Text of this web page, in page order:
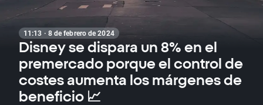
11:13 · 8 de febrero de 2024
Disney se dispara un 8% en el
premercado porque el control de
costes aumenta los márgenes de
beneficio 📈